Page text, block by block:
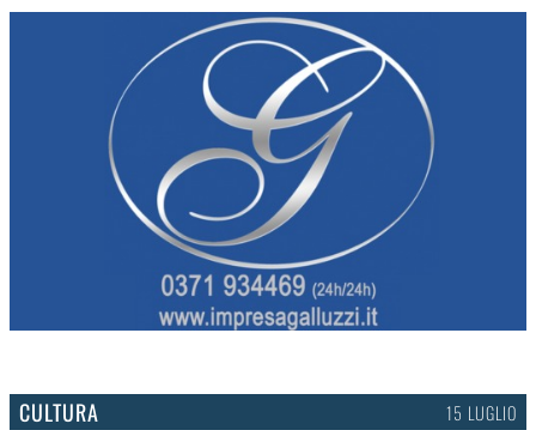
CULTURA 15 LUGLIO